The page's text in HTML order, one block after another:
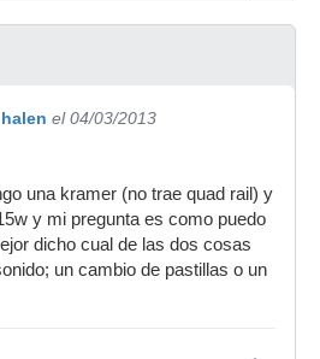
el 04/03/2013
una kramer (no trae quad rail) y
y mi pregunta es como puedo
dicho cual de las dos cosas
un cambio de pastillas o un